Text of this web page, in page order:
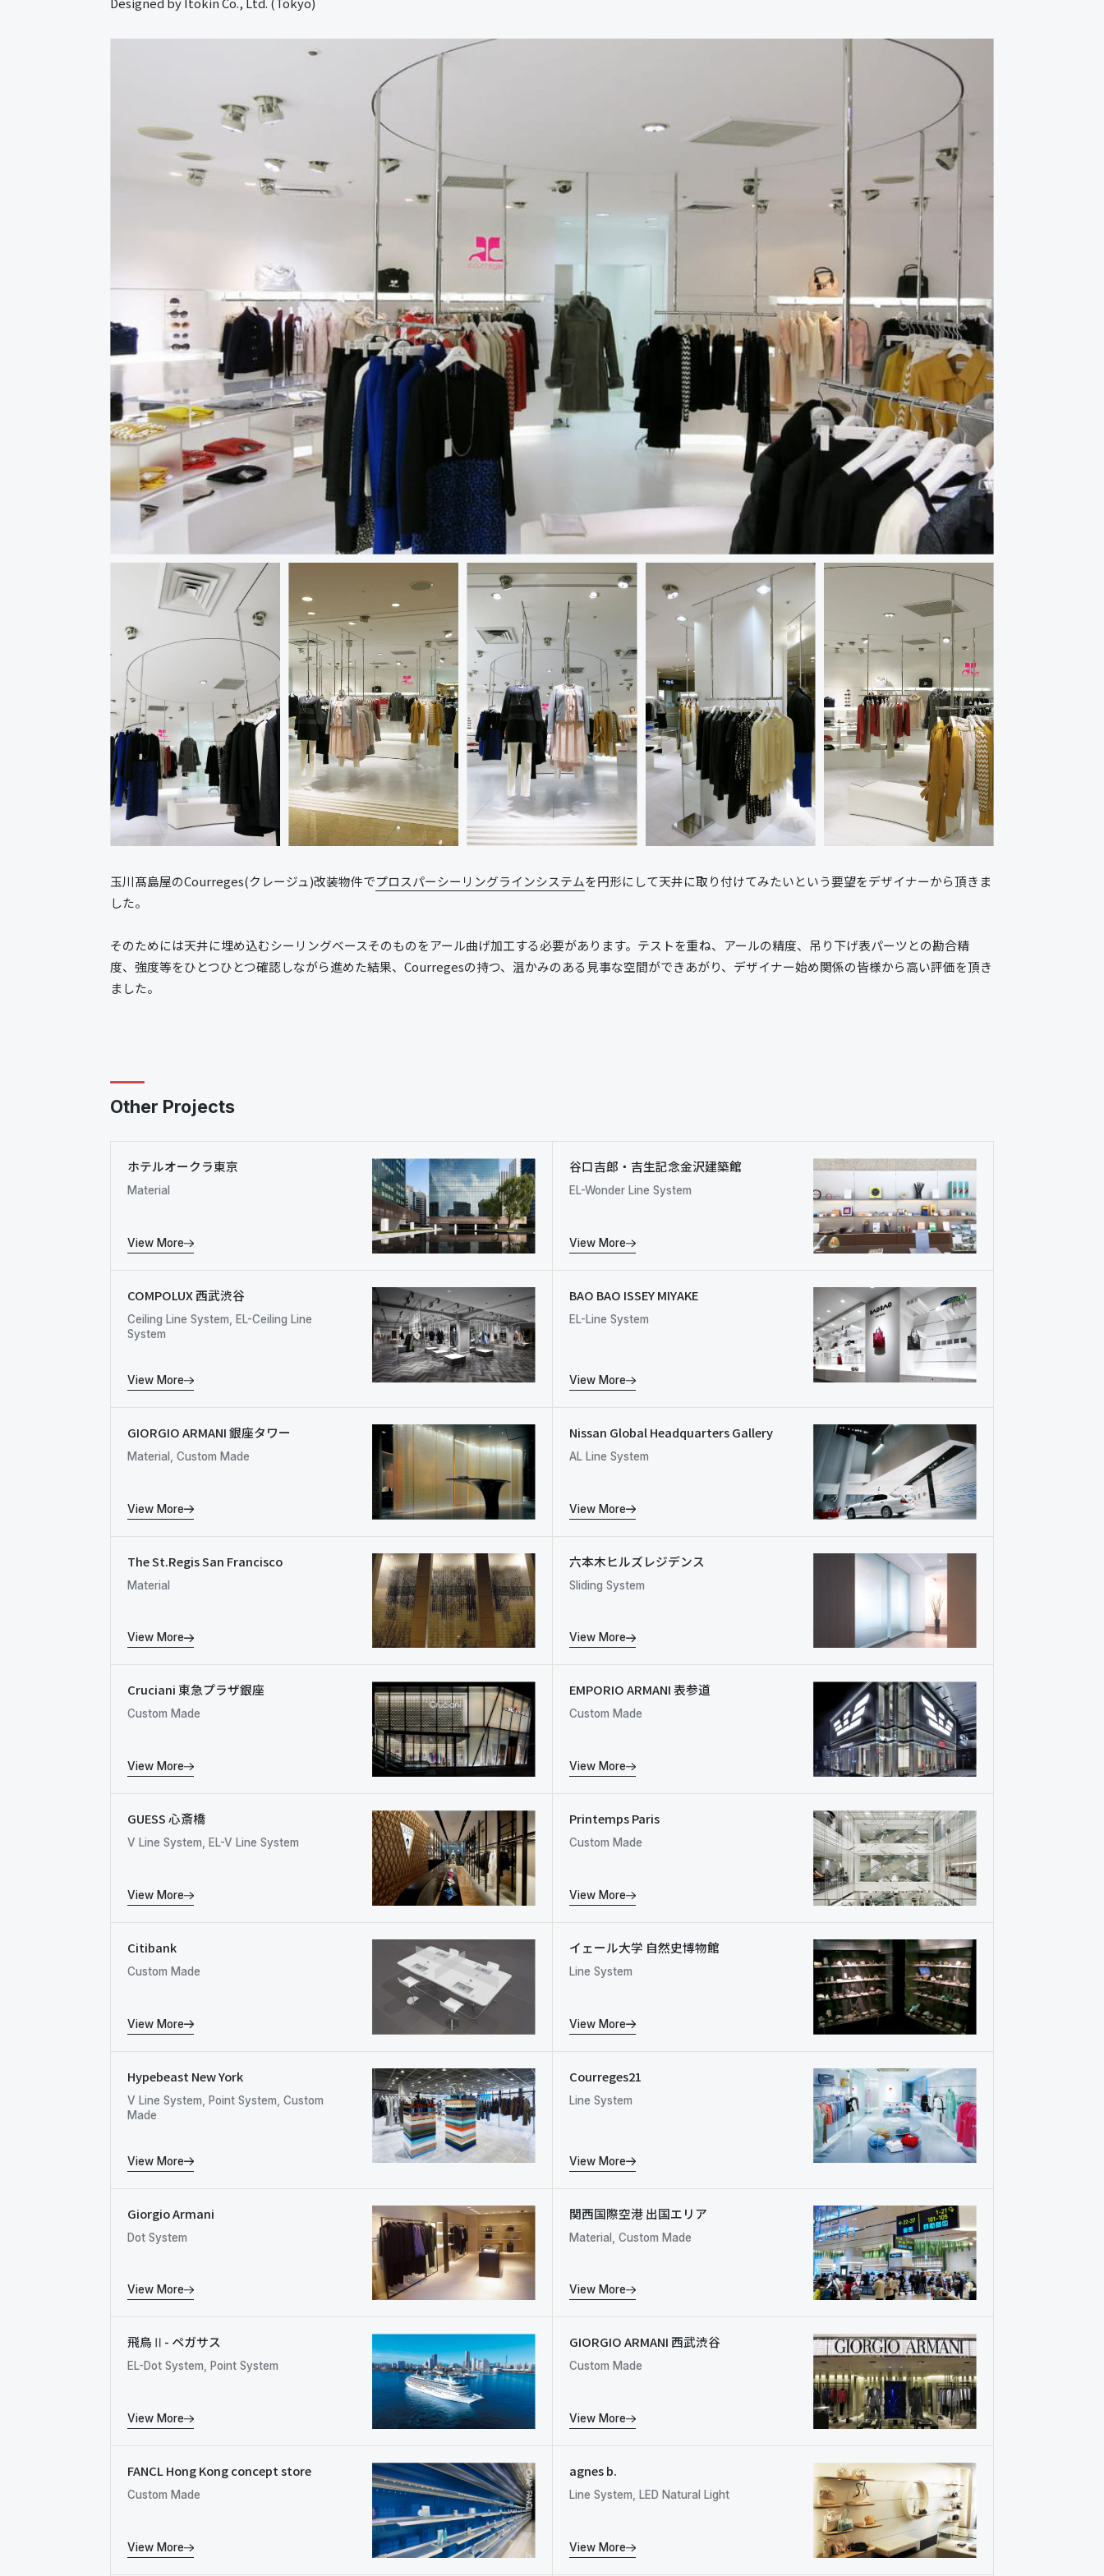
玉川髙島屋のCourreges(クレージュ)改装物件でプロスパーシーリングラインシステムを円形にして天井に取り付けてみたいという要望をデザイナーから頂きま
した。
そのためには天井に埋め込むシーリングベースそのものをアール曲げ加工する必要があります。テストを重ね、アールの精度、吊り下げ表パーツとの勘合精
度、強度等をひとつひとつ確認しながら進めた結果、Courregesの持つ、温かみのある見事な空間ができあがり、デザイナー始め関係の皆様から高い評価を頂き
ました。
Other Projects
ホテルオークラ東京
Material
View More
谷口吉郎・吉生記念金沢建築館
EL-Wonder Line System
View More
COMPOLUX 西武渋谷
Ceiling Line System, EL-Ceiling Line
System
View More
BAO BAO ISSEY MIYAKE
EL-Line System
View More
GIORGIO ARMANI 銀座タワー
Material, Custom Made
View More
Nissan Global Headquarters Gallery
AL Line System
View More
The St.Regis San Francisco
Material
View More
六本木ヒルズレジデンス
Sliding System
View More
Cruciani 東急プラザ銀座
Custom Made
View More
EMPORIO ARMANI 表参道
Custom Made
View More
GUESS 心斎橋
V Line System, EL-V Line System
View More
Printemps Paris
Custom Made
View More
Citibank
Custom Made
View More
イェール大学 自然史博物館
Line System
View More
Hypebeast New York
V Line System, Point System, Custom
Made
View More
Courreges21
Line System
View More
Giorgio Armani
Dot System
View More
関西国際空港 出国エリア
Material, Custom Made
View More
飛鳥Ⅱ- ペガサス
EL-Dot System, Point System
View More
GIORGIO ARMANI 西武渋谷
Custom Made
View More
FANCL Hong Kong concept store
Custom Made
View More
agnes b.
Line System, LED Natural Light
View More